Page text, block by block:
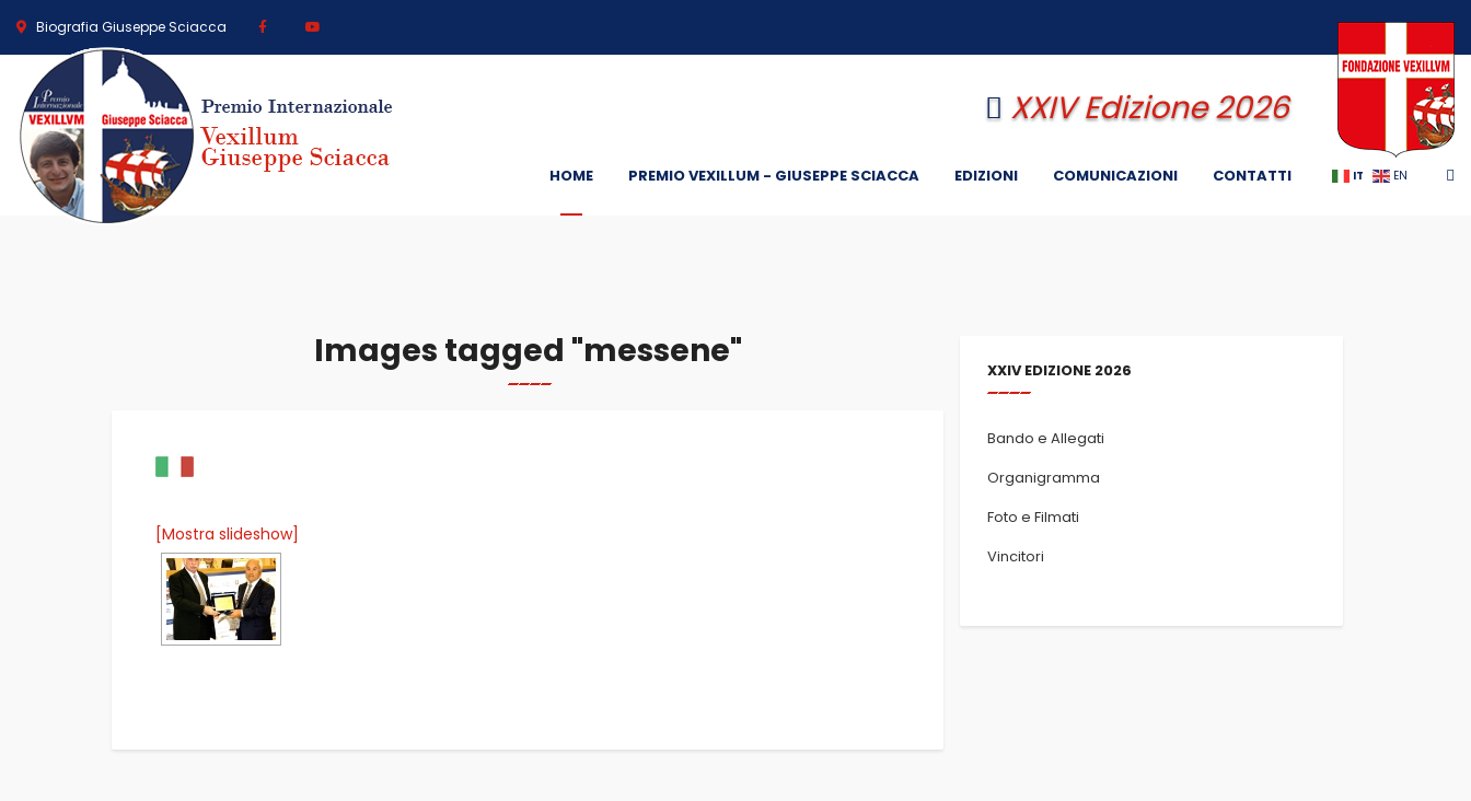
Biografia Giuseppe Sciacca
XXIV Edizione 2026
HOME PREMIO VEXILLUM - GIUSEPPE SCIACCA EDIZIONI COMUNICAZIONI CONTATTI EN
IT
Images tagged "messene"
[Mostra slideshow]
XXIV EDIZIONE 2026
Bando e Allegati
Organigramma
Foto e Filmati
Vincitori